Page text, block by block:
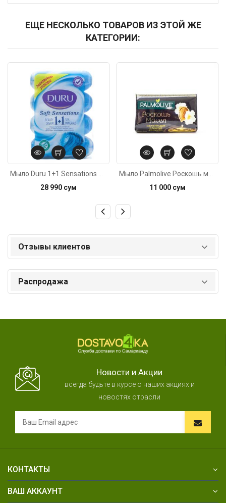
ЕЩЕ НЕСКОЛЬКО ТОВАРОВ ИЗ ЭТОЙ ЖЕ
КАТЕГОРИИ:
28 990 сум
Код: 1801
11 000 сум
Отзывы клиентов
Распродажа
Новости и Акции
всегда будьте в курсе о наших акциях и
новостях отрасли
КОНТАКТЫ
ВАШ АККАУНТ